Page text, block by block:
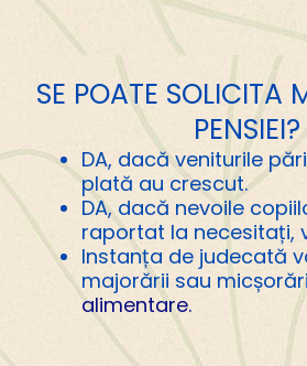
SE POATE SOLICITA
PENSIEI?
DA, dacă veniturile
plată au crescut.
DA, dacă nevoile
raportat la necesitați,
Instanța de judecată
majorării sau
alimentare.